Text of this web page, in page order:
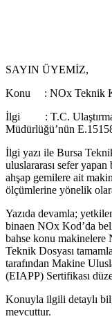
SAYIN ÜYEMİZ,
Konu : NOx Teknik
İlgi : T.C. Ulaştırma
Müdürlüğü’nün
İlgi yazı ile Bursa
uluslararası sefer
ahşap gemilere ait
ölçümlerine yönelik
Yazıda devamla;
binaen NOx Kod’da
bahse konu
Teknik Dosyası
tarafından Makine
(EIAPP) Sertifikası
Konuyla ilgili detaylı
mevcuttur.